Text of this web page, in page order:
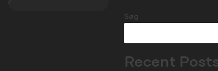
Søg
Recent